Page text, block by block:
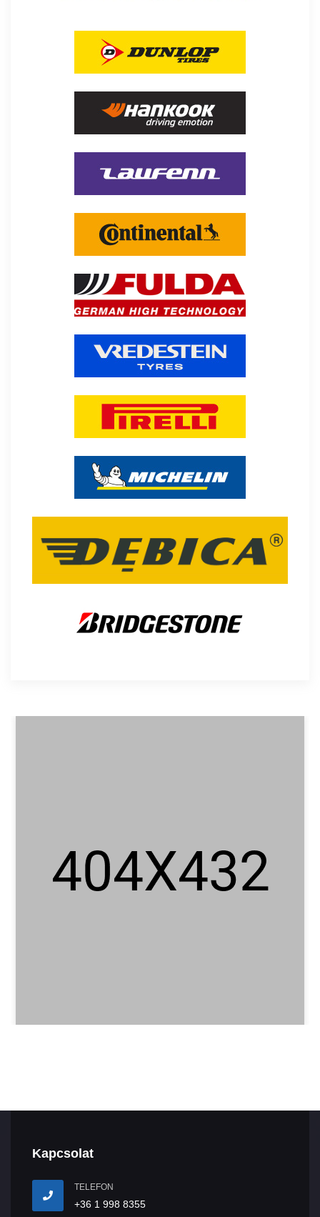
Kapcsolat
TELEFON
+36 1 998 8355